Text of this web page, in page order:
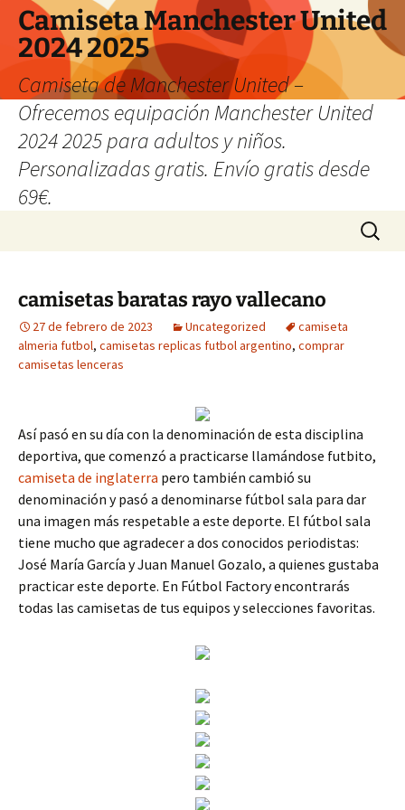
Camiseta Manchester United
2024 2025
Camiseta de Manchester United –
Ofrecemos equipación Manchester United
2024 2025 para adultos y niños.
Personalizadas gratis. Envío gratis desde
69€.
Buscar:
camisetas baratas rayo vallecano
27 de febrero de 2023 Uncategorized
camiseta
almeria futbol, camisetas replicas futbol argentino, comprar
camisetas lenceras
Así pasó en su día con la denominación de esta disciplina
deportiva, que comenzó a practicarse llamándose futbito,
camiseta de inglaterra pero también cambió su
denominación y pasó a denominarse fútbol sala para dar
una imagen más respetable a este deporte. El fútbol sala
tiene mucho que agradecer a dos conocidos periodistas:
José María García y Juan Manuel Gozalo, a quienes gustaba
practicar este deporte. En Fútbol Factory encontrarás
todas las camisetas de tus equipos y selecciones favoritas.